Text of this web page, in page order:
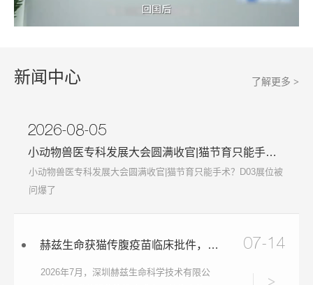
新闻中心 了解更多 >
2026-08-05
小动物兽医专科发展大会圆满收官|猫节育只能手术？D03展位被问爆了
小动物兽医专科发展大会圆满收官|猫节育只能手术？D03展位被
问爆了
07-14
赫兹生命获猫传腹疫苗临床批件，猫科预防医学迎来关键一步，从"无苗可防"到"进入临床"！
2026年7月，深圳赫兹生命科学技术有限公